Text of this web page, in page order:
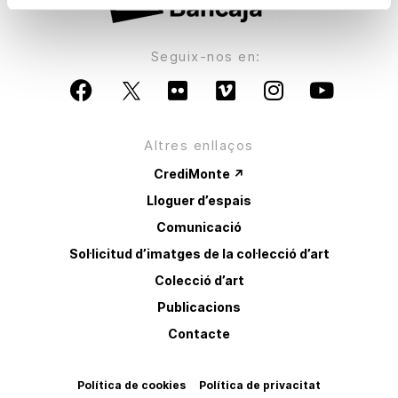
Seguix-nos en:
Altres enllaços
CrediMonte ↗
Lloguer d’espais
Comunicació
Sol·licitud d’imatges de la col·lecció d’art
Colecció d’art
Publicacions
Contacte
Política de cookies Política de privacitat